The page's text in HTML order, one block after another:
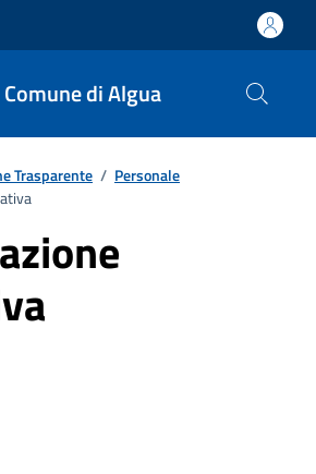
Comune di Algua
Trasparente / Personale